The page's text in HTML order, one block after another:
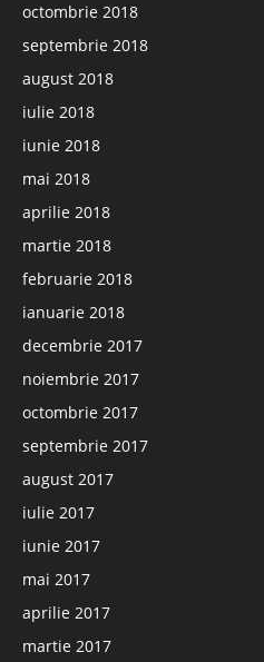
octombrie 2018
septembrie 2018
august 2018
iulie 2018
iunie 2018
mai 2018
aprilie 2018
martie 2018
februarie 2018
ianuarie 2018
decembrie 2017
noiembrie 2017
octombrie 2017
septembrie 2017
august 2017
iulie 2017
iunie 2017
mai 2017
aprilie 2017
martie 2017